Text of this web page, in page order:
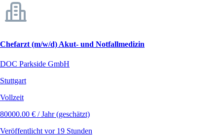
Chefarzt (m/w/d) Akut- und Notfallmedizin
DOC Parkside GmbH
Stuttgart
Vollzeit
80000.00 € / Jahr (geschätzt)
Veröffentlicht vor 19 Stunden